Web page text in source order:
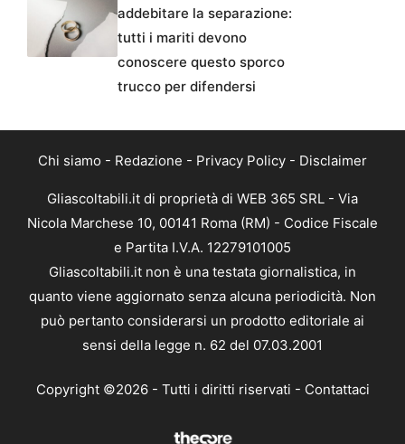
addebitare la separazione:
tutti i mariti devono
conoscere questo sporco
trucco per difendersi
Chi siamo - Redazione - Privacy Policy - Disclaimer
Gliascoltabili.it di proprietà di WEB 365 SRL - Via
Nicola Marchese 10, 00141 Roma (RM) - Codice Fiscale
e Partita I.V.A. 12279101005
Gliascoltabili.it non è una testata giornalistica, in
quanto viene aggiornato senza alcuna periodicità. Non
può pertanto considerarsi un prodotto editoriale ai
sensi della legge n. 62 del 07.03.2001
Copyright ©2026 - Tutti i diritti riservati - Contattaci